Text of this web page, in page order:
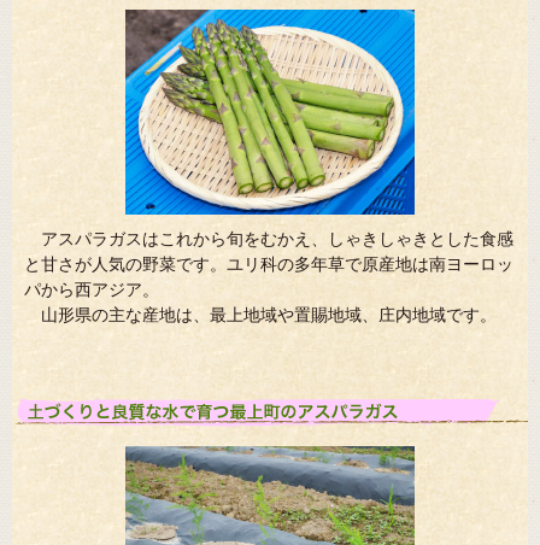
アスパラガスはこれから旬をむかえ、しゃきしゃきとした食感
と甘さが人気の野菜です。ユリ科の多年草で原産地は南ヨーロッ
パから西アジア。
山形県の主な産地は、最上地域や置賜地域、庄内地域です。